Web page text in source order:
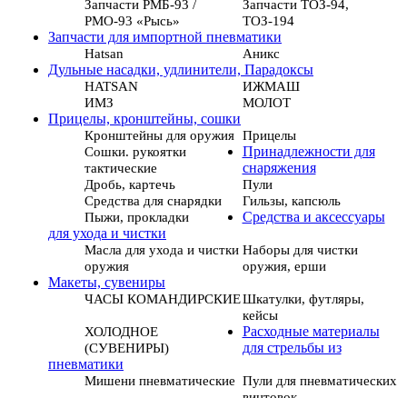
Запчасти РМБ-93 /
РМО-93 «Рысь»
Запчасти ТОЗ-94,
ТОЗ-194
Запчасти для импортной пневматики
Hatsan
Аникс
Дульные насадки, удлинители, Парадоксы
HATSAN
ИЖМАШ
ИМЗ
МОЛОТ
Прицелы, кронштейны, сошки
Кронштейны для оружия Прицелы
Сошки. рукоятки
тактические
Принадлежности для
снаряжения
Дробь, картечь
Пули
Средства для снарядки
Гильзы, капсюль
Пыжи, прокладки
Средства и аксессуары
для ухода и чистки
Масла для ухода и чистки
оружия
Наборы для чистки
оружия, ерши
Макеты, сувениры
ЧАСЫ КОМАНДИРСКИЕШкатулки, футляры,
кейсы
ХОЛОДНОЕ
(СУВЕНИРЫ)
Расходные материалы
для стрельбы из
пневматики
Мишени пневматические Пули для пневматических